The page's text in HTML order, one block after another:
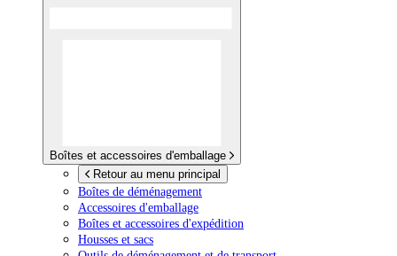
Boîtes et accessoires d'emballage
Retour au menu principal
Boîtes de déménagement
Accessoires d'emballage
Boîtes et accessoires d'expédition
Housses et sacs